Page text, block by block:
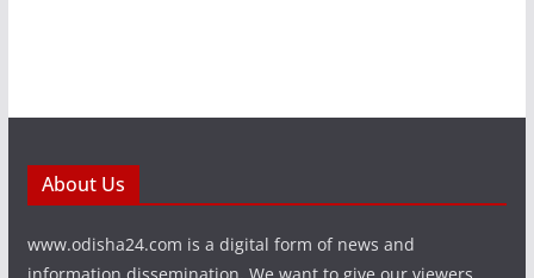
About Us
www.odisha24.com is a digital form of news and